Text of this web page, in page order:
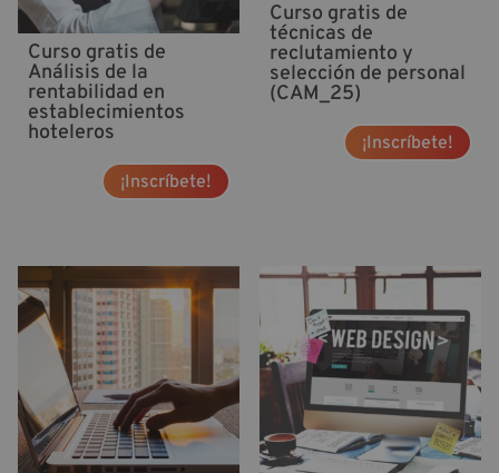
Curso gratis de
Análisis de la
rentabilidad en
establecimientos
hoteleros
¡Inscríbete!
Curso gratis de
técnicas de
reclutamiento y
selección de personal
(CAM_25)
¡Inscríbete!